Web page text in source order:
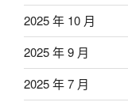
2025 年 10 月
2025 年 9 月
2025 年 7 月